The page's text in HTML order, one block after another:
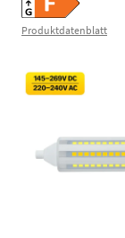
Produktdatenblatt